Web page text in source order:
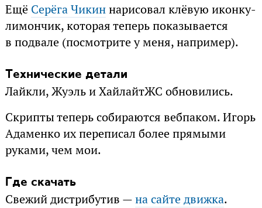
Ещё Серёга Чикиннарисовал клёвую иконку-
лимончик, которая теперь показывается
в подвале (посмотрите у меня, например).
Технические детали
Лайкли, Жуэль и ХайлайтЖС обновились.
Скрипты теперь собираются вебпаком. Игорь
Адаменко их переписал более прямыми
руками, чем мои.
Где скачать
Свежий дистрибутив —на сайте движка.